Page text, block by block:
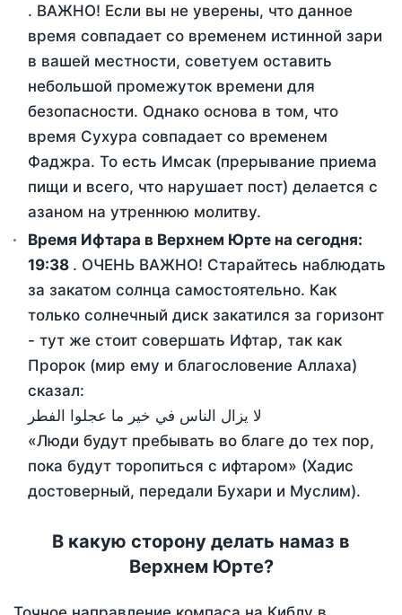
. ВАЖНО! Если вы не уверены, что данное
время совпадает со временем истинной зари
в вашей местности, советуем оставить
небольшой промежуток времени для
безопасности. Однако основа в том, что
время Сухура совпадает со временем
Фаджра. То есть Имсак (прерывание приема
пищи и всего, что нарушает пост) делается с
азаном на утреннюю молитву.
Время Ифтара в Верхнем Юрте на сегодня:
19:38 . ОЧЕНЬ ВАЖНО! Старайтесь наблюдать
за закатом солнца самостоятельно. Как
только солнечный диск закатился за горизонт
- тут же стоит совершать Ифтар, так как
Пророк (мир ему и благословение Аллаха)
сказал:
لا يزال الناس في خير ما عجلوا الفطر
«Люди будут пребывать во благе до тех пор,
пока будут торопиться с ифтаром» (Хадис
достоверный, передали Бухари и Муслим).
В какую сторону делать намаз в
Верхнем Юрте?